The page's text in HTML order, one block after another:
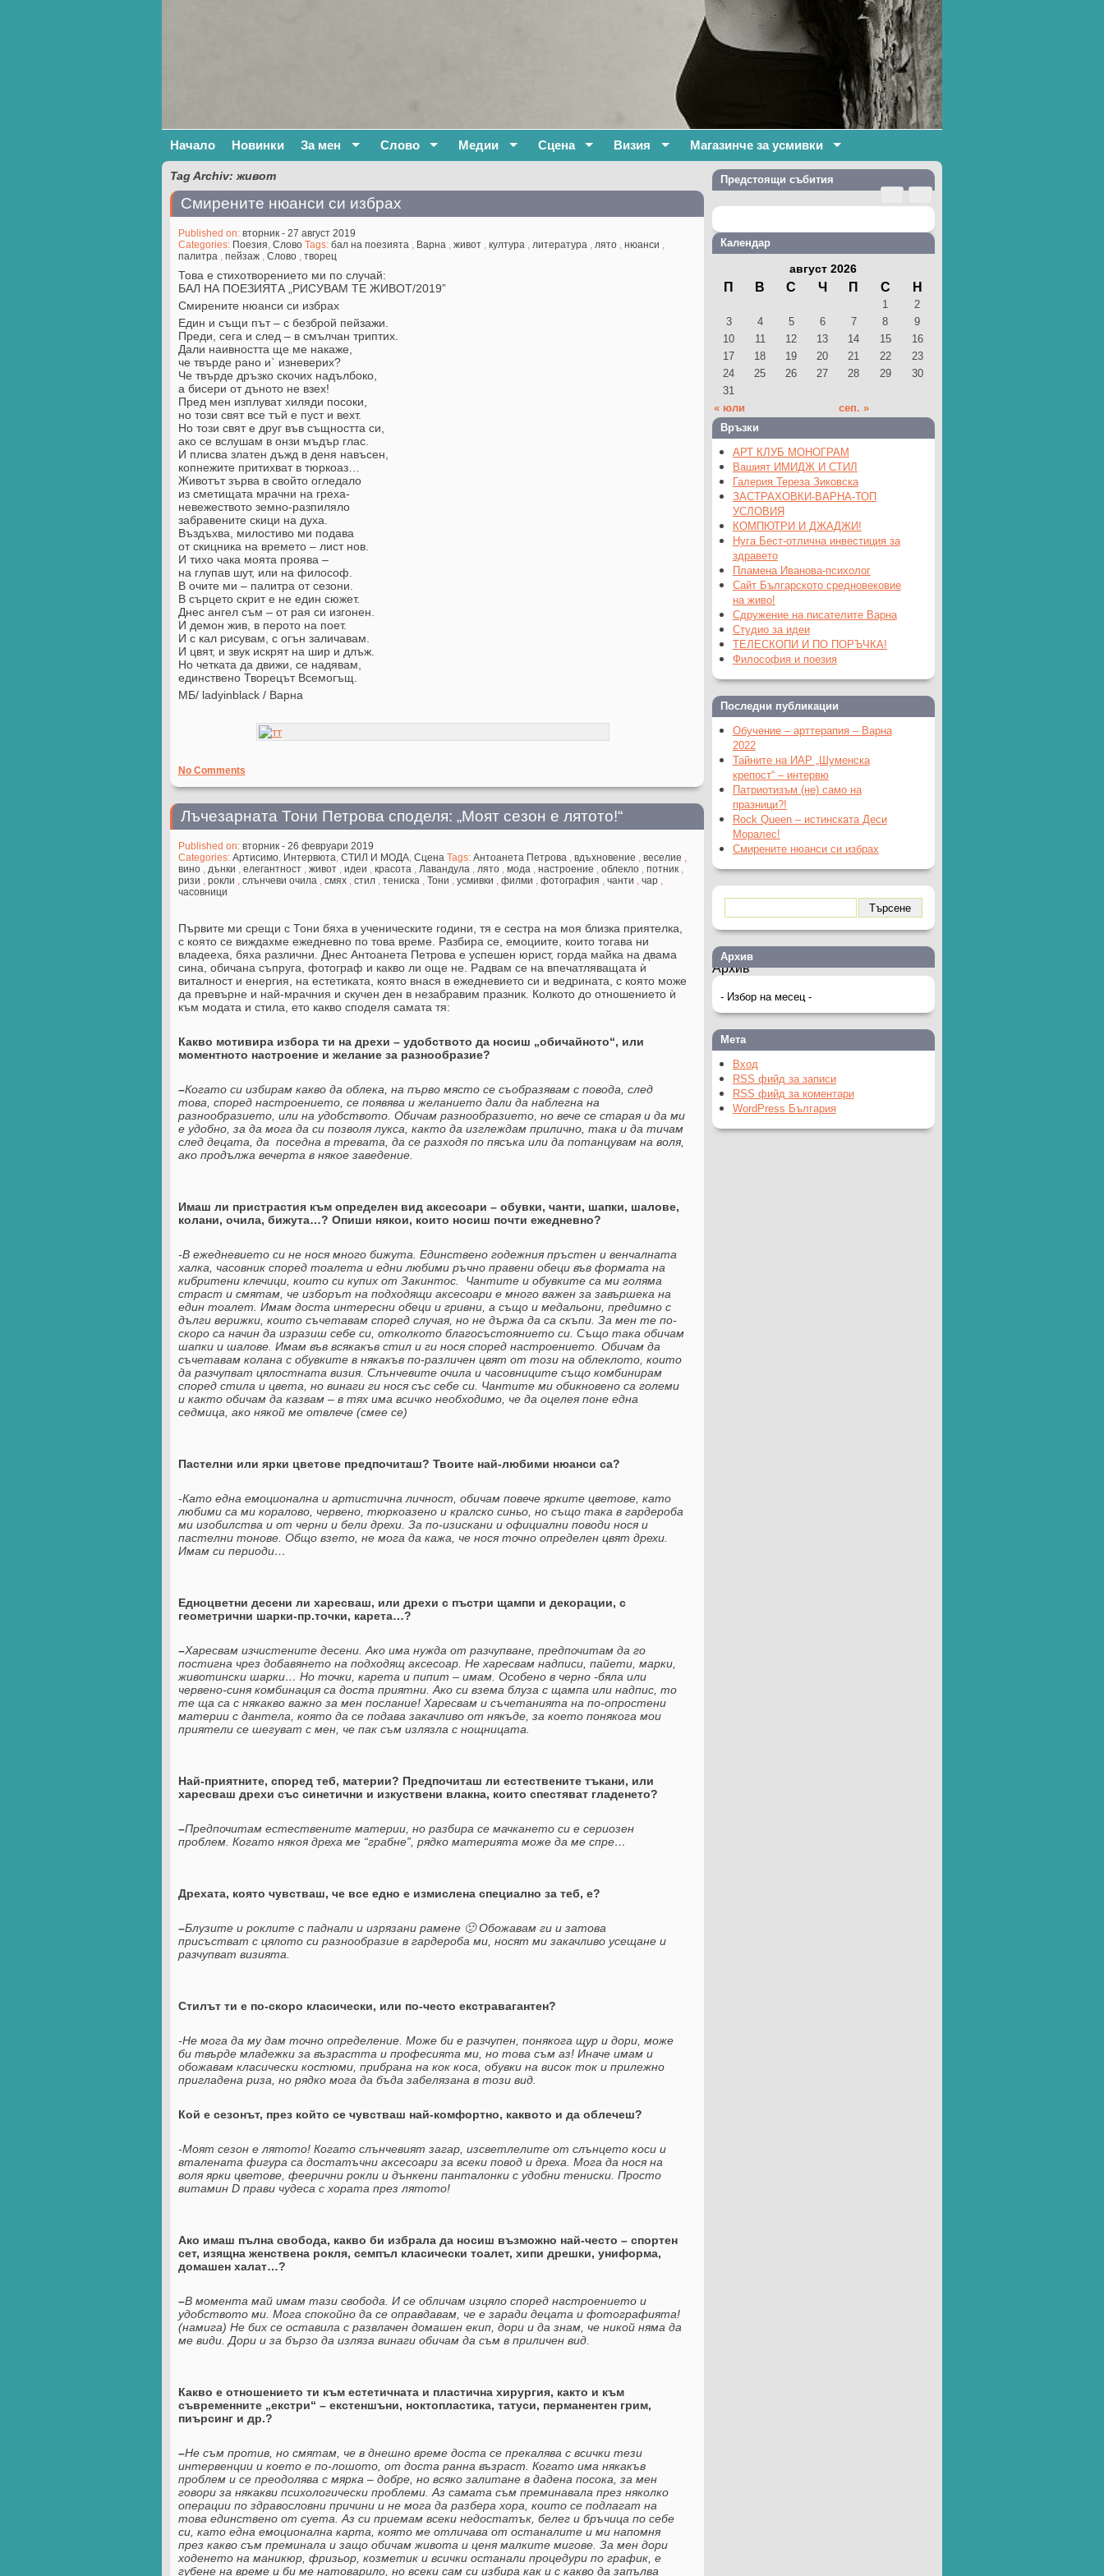
Начало Новинки За мен Слово Медии Сцена Визия Магазинче за усмивки
Tag Archiv: живот
Смирените нюанси си избрах
Published on: вторник - 27 август 2019
Categories: Поезия СловоTags: бал на поезията Варна живот, култура литература лято, нюанси
палитра
пейзаж, Слово, творец
Това е стихотворението ми по случай:
БАЛ НА ПОЕЗИЯТА „РИСУВАМ ТЕ ЖИВОТ/2019”
Смирените нюанси си избрах
Eдин и същи път – с безброй пейзажи.
Преди, сега и след – в смълчан триптих.
Дали наивността ще ме накаже,
че твърде рано и` изневерих?
Че твърде дръзко скочих надълбоко,
а бисери от дъното не взех!
Пред мен изплуват хиляди посоки,
но този свят все тъй е пуст и вехт.
Но този свят е друг във същността си,
ако се вслушам в онзи мъдър глас.
И плисва златен дъжд в деня навъсен,
копнежите притихват в тюркоаз…
Животът зърва в свойто огледало
из сметищата мрачни на греха-
невежеството земно-разпиляло
забравените скици на духа.
Въздъхва, милостиво ми подава
от скицника на времето – лист нов.
И тихо чака моята проява –
на глупав шут, или на философ.
В очите ми – палитра от сезони.
В сърцето скрит е не един сюжет.
Днес ангел съм – от рая си изгонен.
И демон жив, в перото на поет.
И с кал рисувам, с огън заличавам.
И цвят, и звук искрят на шир и длъж.
Но четката да движи, се надявам,
единствено Творецът Всемогъщ.
МБ/ ladyinblack / Варна
No Comments
Лъчезарната Тони Петрова споделя: „Моят сезон е лятото!“
Published on: вторник - 26 февруари 2019
Categories: Артисимо, Интервюта СТИЛ И МОДА, Сцена Tags: Антоанета Петрова вдъхновение веселие
вино, дънки елегантност, живот, идеи красота Лавандула лято, мода настроение облекло, потник,
ризи
рокли слънчеви очила смях, стил, тениска Тони усмивки филми фотография чанти чар,
часовници
Първите ми срещи с Тони бяха в ученическите години, тя е сестра на моя близка приятелка,
с която се виждахме ежедневно по това време. Разбира се, емоциите, които тогава ни
владееха, бяха различни. Днес Антоанета Петрова е успешен юрист, горда майка на двама
сина, обичана съпруга, фотограф и какво ли още не. Радвам се на впечатляващата ѝ
виталност и енергия, на естетиката, която внася в ежедневието си и ведрината, с която може
да превърне и най-мрачния и скучен ден в незабравим празник. Колкото до отношението ѝ
към модата и стила, ето какво споделя самата тя:
Какво мотивира избора ти на дрехи – удобството да носиш „обичайното“, или
моментното настроение и желание за разнообразие?
–Когато си избирам какво да облека, на първо място се съобразявам с повода, след
това, според настроението, се появява и желанието дали да наблегна на
разнообразието, или на удобството. Обичам разнообразието, но вече се старая и да ми
е удобно, за да мога да си позволя лукса, както да изглеждам прилично, така и да тичам
след децата, да поседна в тревата, да се разходя по пясъка или да потанцувам на воля,
ако продължа вечерта в някое заведение.
Имаш ли пристрастия към определен вид аксесоари – обувки, чанти, шапки, шалове,
колани, очила, бижута…? Опиши някои, които носиш почти ежедневно?
-В ежедневието си не нося много бижута. Единствено годежния пръстен и венчалната
халка, часовник според тоалета и едни любими ръчно правени обеци във формата на
кибритени клечици, които си купих от Закинтос. Чантите и обувките са ми голяма
страст и смятам, че изборът на подходящи аксесоари е много важен за завършека на
един тоалет. Имам доста интересни обеци и гривни, а също и медальони, предимно с
дълги верижки, които съчетавам според случая, но не държа да са скъпи. За мен те по-
скоро са начин да изразиш себе си, отколкото благосъстоянието си. Също така обичам
шапки и шалове. Имам във всякакъв стил и ги нося според настроението. Обичам да
съчетавам колана с обувките в някакъв по-различен цвят от този на облеклото, които
да разчупват цялостната визия. Слънчевите очила и часовниците също комбинирам
според стила и цвета, но винаги ги нося със себе си. Чантите ми обикновено са големи
и както обичам да казвам – в тях има всичко необходимо, че да оцелея поне една
седмица, ако някой ме отвлече (смее се)
Пастелни или ярки цветове предпочиташ? Твоите най-любими нюанси са?
-Като една емоционална и артистична личност, обичам повече ярките цветове, като
любими са ми коралово, червено, тюркоазено и кралско синьо, но също така в гардероба
ми изобилства и от черни и бели дрехи. За по-изискани и официални поводи нося и
пастелни тонове. Общо взето, не мога да кажа, че нося точно определен цвят дрехи.
Имам си периоди…
Едноцветни десени ли харесваш, или дрехи с пъстри щампи и декорации, с
геометрични шарки-пр.точки, карета…?
–Харесвам изчистените десени. Ако има нужда от разчупване, предпочитам да го
постигна чрез добавянето на подходящ аксесоар. Не харесвам надписи, пайети, марки,
животински шарки… Но точки, карета и пипит – имам. Особено в черно -бяла или
червено-синя комбинация са доста приятни. Ако си взема блуза с щампа или надпис, то
те ща са с някакво важно за мен послание! Харесвам и съчетанията на по-опростени
материи с дантела, която да се подава закачливо от някъде, за което понякога мои
приятели се шегуват с мен, че пак съм излязла с нощницата.
Най-приятните, според теб, материи? Предпочиташ ли естествените тъкани, или
харесваш дрехи със синетични и изкуствени влакна, които спестяват гладенето?
–Предпочитам естествените материи, но разбира се мачкането си е сериозен
проблем. Когато някоя дреха ме “грабне”, рядко материята може да ме спре…
Дрехата, която чувстваш, че все едно е измислена специално за теб, е?
–Блузите и роклите с паднали и изрязани рамене 🙂 Обожавам ги и затова
присъстват с цялото си разнообразие в гардероба ми, носят ми закачливо усещане и
разчупват визията.
Стилът ти е по-скоро класически, или по-често екстравагантен?
-Не мога да му дам точно определение. Може би е разчупен, понякога щур и дори, може
би твърде младежки за възрастта и професията ми, но това съм аз! Иначе имам и
обожавам класически костюми, прибрана на кок коса, обувки на висок ток и прилежно
пригладена риза, но рядко мога да бъда забелязана в този вид.
Кой е сезонът, през който се чувстваш най-комфортно, каквото и да облечеш?
-Моят сезон е лятото! Когато слънчевият загар, изсветлелите от слънцето коси и
вталената фигура са достатъчни аксесоари за всеки повод и дреха. Мога да нося на
воля ярки цветове, феерични рокли и дънкени панталонки с удобни тениски. Просто
витамин D прави чудеса с хората през лятото!
Ако имаш пълна свобода, какво би избрала да носиш възможно най-често – спортен
сет, изящна женствена рокля, семпъл класически тоалет, хипи дрешки, униформа,
домашен халат…?
–В момента май имам тази свобода. И се обличам изцяло според настроението и
удобството ми. Мога спокойно да се оправдавам, че е заради децата и фотографията!
(намига) Не бих се оставила с развлачен домашен екип, дори и да знам, че никой няма да
ме види. Дори и за бързо да изляза винаги обичам да съм в приличен вид.
Какво е отношението ти към естетичната и пластична хирургия, както и към
съвременните „екстри“ – екстеншъни, ноктопластика, татуси, перманентен грим,
пиърсинг и др.?
–Не съм против, но смятам, че в днешно време доста се прекалява с всички тези
интервенции и което е по-лошото, от доста ранна възраст. Когато има някакъв
проблем и се преодолява с мярка – добре, но всяко залитане в дадена посока, за мен
говори за някакви психологически проблеми. Аз самата съм преминавала през няколко
операции по здравословни причини и не мога да разбера хора, които се подлагат на
това единствено от суета. Аз си приемам всеки недостатък, белег и бръчица по себе
си, като една емоционална карта, която ме отличава от останалите и ми напомня
през какво съм преминала и защо обичам живота и ценя малките мигове. За мен дори
ходенето на маникюр, фризьор, козметик и всички останали процедури по график, е
губене на време и би ме натоварило, но всеки сам си избира как и с какво да запълва
Предстоящи събития
Календар
август 2026
П В С Ч П С Н
« юли сеп. »
1
2
3
4 5 6 7 8
9
10
11 12 13 14 15
16
17
18 19 20 21 22
23
24
25 26 27 28 29
30
31
Връзки
АРТ КЛУБ МОНОГРАМ
Вашият ИМИДЖ И СТИЛ
Галерия Тереза Зиковска
ЗАСТРАХОВКИ-ВАРНА-ТОП
УСЛОВИЯ
КОМПЮТРИ И ДЖАДЖИ!
Нуга Бест-отлична инвестиция за
здравето
Пламена Иванова-психолог
Сайт Българското средновековие
на живо!
Сдружение на писателите Варна
Студио за идеи
ТЕЛЕСКОПИ И ПО ПОРЪЧКА!
Философия и поезия
Последни публикации
Обучение – арттерапия – Варна
2022
Тайните на ИАР „Шуменска
крепост“ – интервю
Патриотизъм (не) само на
празници?!
Rock Queen – истинската Деси
Моралес!
Смирените нюанси си избрах
Архив
Архив
Мета
Вход
RSS фийд за записи
RSS фийд за коментари
WordPress България